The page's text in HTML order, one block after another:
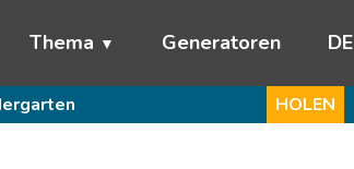
Thema Generatoren DE
HOLEN